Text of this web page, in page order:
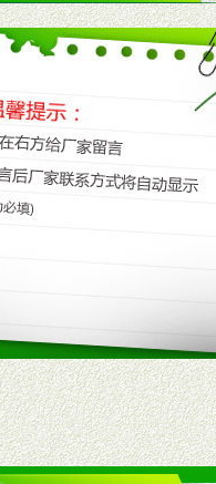
品牌的知名度，美誉度。
新产品不断满足消费者的新
支持：产品手册、POP宣传
支持：供优质产品，全套合
、经销商提供公司资执证明
支持：因地制宜，采取方案
支持：累计进货奖励，年终完
支持：营销全程跟踪服务，
持：诚信为本的退换货保障
儿产品经销网络，营养品或
产品及经营理念，有良好的